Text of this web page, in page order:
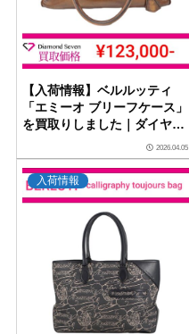
【入荷情報】ベルルッティ
「エミーオ ブリーフケース」
を買取りしました｜ダイヤモ
2026.04.05
入荷情報